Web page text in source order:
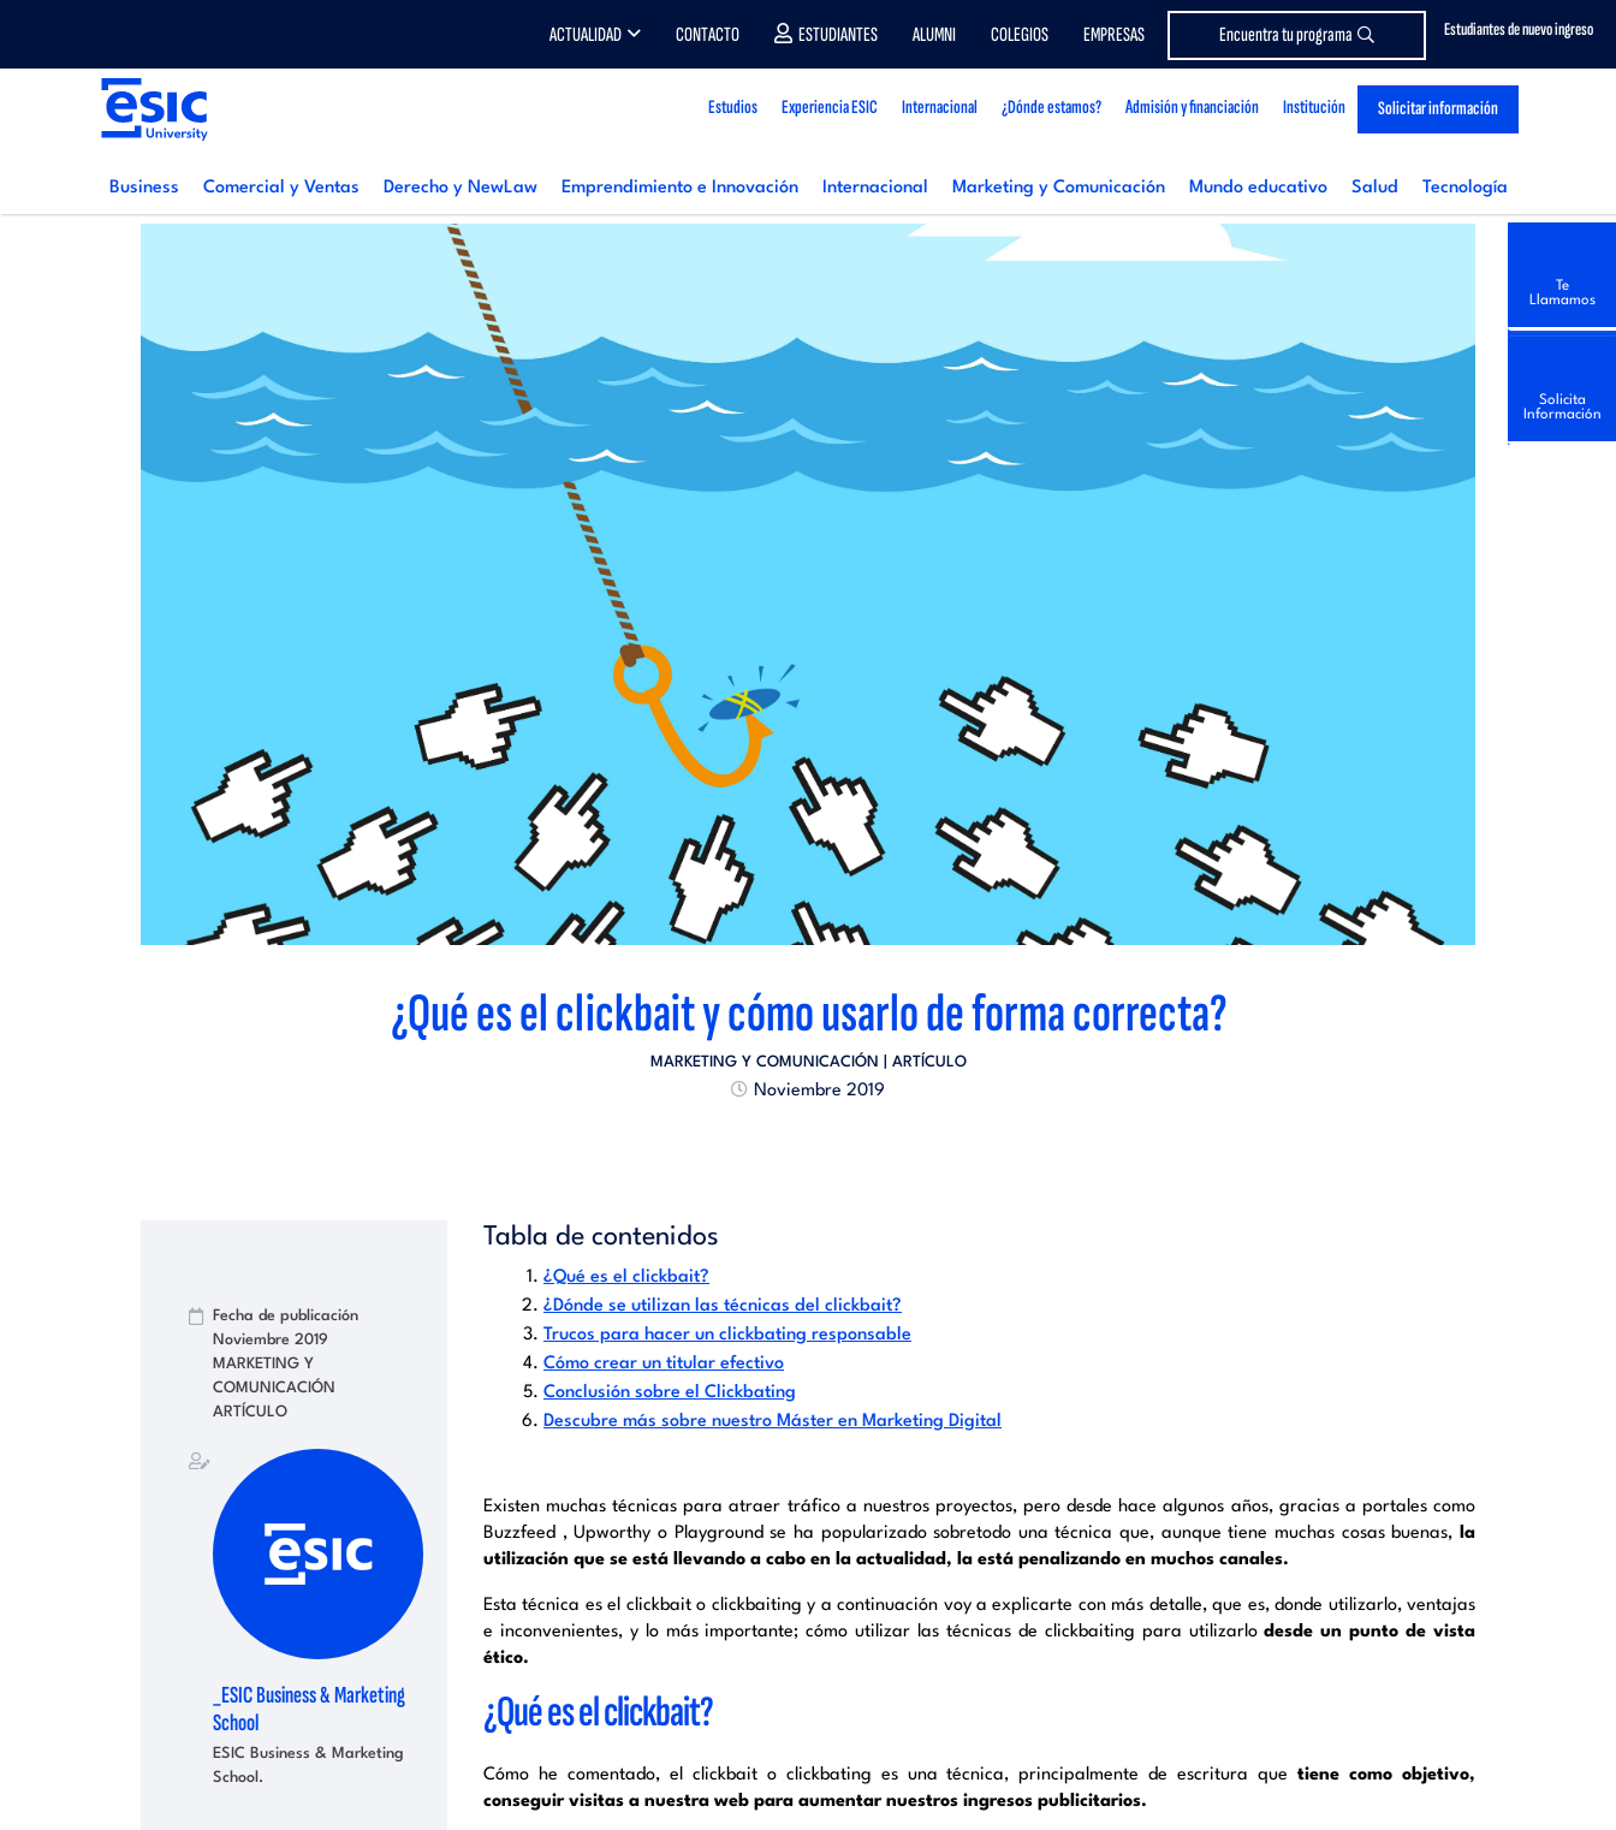
Estudiantes de nuevo ingreso
ACTUALIDAD CONTACTO ESTUDIANTES ALUMNI COLEGIOS EMPRESAS Encuentra tu programa
Estudios Experiencia ESIC Internacional ¿Dónde estamos? Admisión y financiación Institución Solicitar información
Business Comercial y Ventas Derecho y NewLaw Emprendimiento e Innovación Internacional Marketing y Comunicación Mundo educativo Salud Tecnología
¿Qué es el clickbait y cómo usarlo de forma correcta?
MARKETING Y COMUNICACIÓN | ARTÍCULO
Noviembre 2019
Fecha de publicación
Noviembre 2019
MARKETING Y
COMUNICACIÓN
ARTÍCULO
_ESIC Business & Marketing
School
ESIC Business & Marketing
School.
Tabla de contenidos
¿Qué es el clickbait?
¿Dónde se utilizan las técnicas del clickbait?
Trucos para hacer un clickbating responsable
Cómo crear un titular efectivo
Conclusión sobre el Clickbating
Descubre más sobre nuestro Máster en Marketing Digital
Existen muchas técnicas para atraer tráfico a nuestros proyectos, pero desde hace algunos años, gracias a portales como
Buzzfeed , Upworthy o Playground se ha popularizado sobretodo una técnica que, aunque tiene muchas cosas buenas,
la
utilización que se está llevando a cabo en la actualidad, la está penalizando en muchos canales.
Esta técnica es el clickbait o clickbaiting y a continuación voy a explicarte con más detalle, que es, donde utilizarlo, ventajas
e inconvenientes, y lo más importante; cómo utilizar las técnicas de clickbaiting para utilizarlodesde un punto de vista
ético.
¿Qué es el clickbait?
Cómo he comentado, el clickbait o clickbating es una técnica, principalmente de escritura quetiene como objetivo,
conseguir visitas a nuestra web para aumentar nuestros ingresos publicitarios.
Te
Llamamos
Solicita
Información